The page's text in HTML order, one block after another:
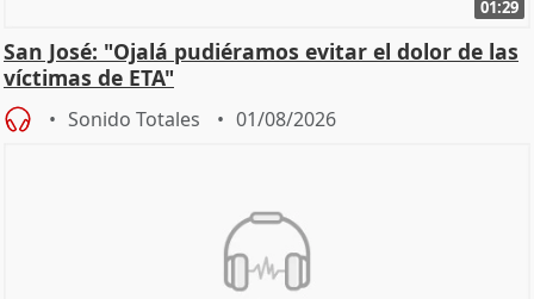
01:29
San José: "Ojalá pudiéramos evitar el dolor de las
víctimas de ETA"
Sonido Totales 01/08/2026